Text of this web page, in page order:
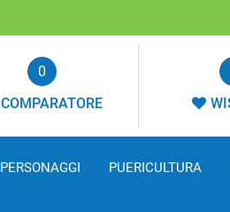
0
COMPARATORE
PERSONAGGI PUERICULTURA